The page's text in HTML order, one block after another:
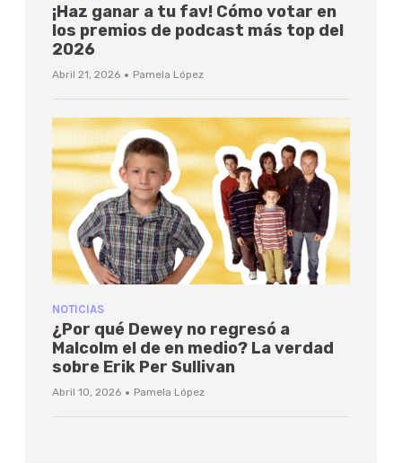
¡Haz ganar a tu fav! Cómo votar en
los premios de podcast más top del
2026
Abril 21, 2026 · Pamela López
NOTICIAS
¿Por qué Dewey no regresó a
Malcolm el de en medio? La verdad
sobre Erik Per Sullivan
Abril 10, 2026 · Pamela López